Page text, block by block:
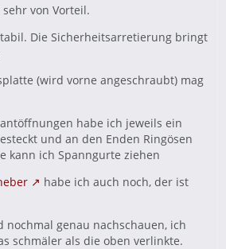
von Vorteil.
Die Sicherheitsarretierung bringt
(wird vorne angeschraubt) mag
habe ich jeweils ein
und an den Enden Ringösen
kann ich Spanngurte ziehen
habe ich auch noch, der ist
nochmal genau nachschauen, ich
schmäler als die oben verlinkte.